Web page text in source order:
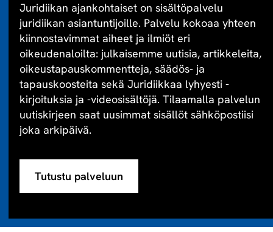
Juridiikan ajankohtaiset on sisältöpalvelu
juridiikan asiantuntijoille. Palvelu kokoaa yhteen
kiinnostavimmat aiheet ja ilmiöt eri
oikeudenaloilta: julkaisemme uutisia, artikkeleita,
oikeustapauskommentteja, säädös- ja
tapauskoosteita sekä Juridiikkaa lyhyesti -
kirjoituksia ja -videosisältöjä. Tilaamalla palvelun
uutiskirjeen saat uusimmat sisällöt sähköpostiisi
joka arkipäivä.
Tutustu palveluun